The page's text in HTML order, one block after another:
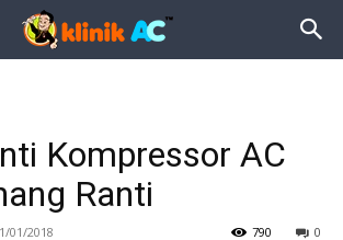
Kompressor AC
Ranti
01/2018 0
790